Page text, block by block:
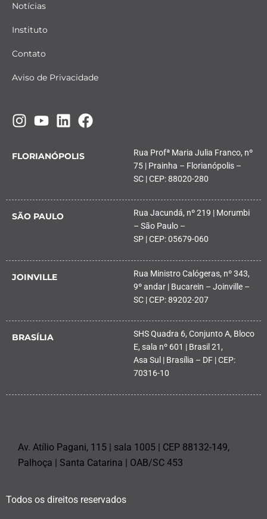
Notícias
Instituto
Contato
Aviso de Privacidade
FLORIANÓPOLIS
Rua Profª Maria Julia Franco, nº
75 | Prainha – Florianópolis –
SC | CEP: 88020-280
SÃO PAULO
Rua Jacundá, nº 219 | Morumbi
– São Paulo –
SP | CEP: 05679-060
JOINVILLE
Rua Ministro Calógeras, nº 343,
9º andar | Bucarein – Joinville –
SC | CEP: 89202-207
BRASÍLIA
SHS Quadra 6, Conjunto A, Bloco
E, sala nº 601 | Brasil 21,
Asa Sul | Brasília – DF | CEP:
70316-10
Av. Atílio Pagani, 115 | sala 1005 | CEP 88132-149,
Palhoça | Santa Catarina | OAB/SC 453
Todos os direitos reservados